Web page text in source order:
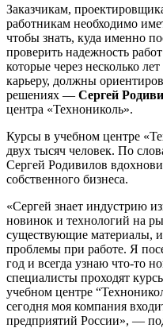
Заказчикам,
работникам необходимо
чтобы знать, куда именно
проверить надежность
которые через несколько
карьеру, должны
решениях — Сергей
центра «Технониколь».
Курсы в учебном центре
двух тысяч человек. По
Сергей Родивилов
собственного бизнеса.
«Сергей знает индустрию
новинок и технологий на
существующие материалы,
проблемы при работе. Я
год и всегда узнаю что-то
специалисты проходят
учебном центре
сегодня моя компания
предприятий России», —